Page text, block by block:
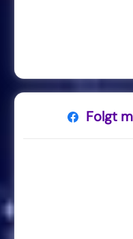
Folgt